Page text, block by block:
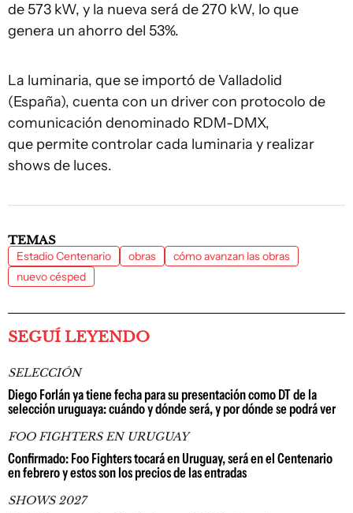
de 573 kW, y la nueva será de 270 kW, lo que
genera un ahorro del 53%.
La luminaria, que se importó de Valladolid
(España), cuenta con un driver con protocolo de
comunicación denominado RDM-DMX,
que permite controlar cada luminaria y realizar
shows de luces.
TEMAS
Estadio Centenario obras
cómo avanzan las obras
nuevo césped
SEGUÍ LEYENDO
SELECCIÓN
Diego Forlán ya tiene fecha para su presentación como DT de la
selección uruguaya: cuándo y dónde será, y por dónde se podrá ver
FOO FIGHTERS EN URUGUAY
Confirmado: Foo Fighters tocará en Uruguay, será en el Centenario
en febrero y estos son los precios de las entradas
SHOWS 2027